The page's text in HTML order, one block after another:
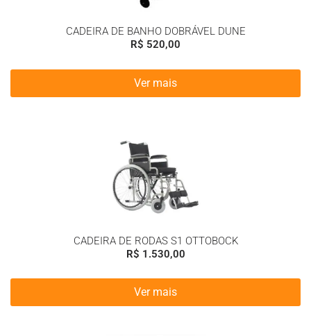
CADEIRA DE BANHO DOBRÁVEL DUNE
R$ 520,00
Ver mais
CADEIRA DE RODAS S1 OTTOBOCK
R$ 1.530,00
Ver mais